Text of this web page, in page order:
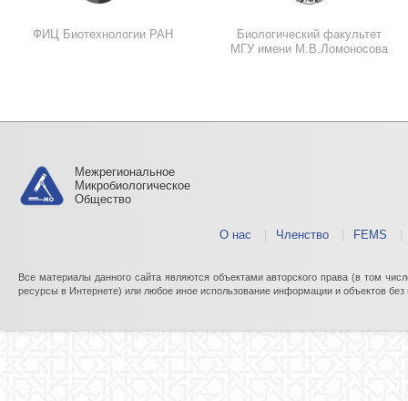
ФИЦ Биотехнологии РАН
Биологический факультет
МГУ имени М.В.Ломоносова
Межрегиональное
Микробиологическое
Общество
О нас Членство FEMS
Все материалы данного сайта являются объектами авторского права (в том
ресурсы в Интернете) или любое иное использование информации и объектов без